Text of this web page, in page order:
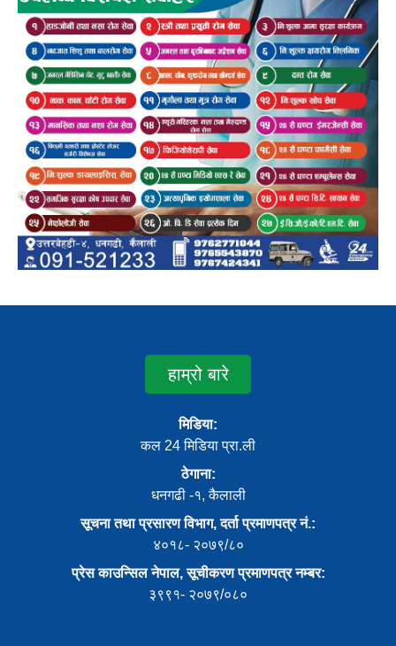
हाम्रो बारे
मिडिया:
कल 24 मिडिया प्रा.ली
ठेगाना:
धनगढी -१, कैलाली
सूचना तथा प्रसारण विभाग, दर्ता प्रमाणपत्र नं.:
४०१८- २०७९/८०
प्रेस काउन्सिल नेपाल, सूचीकरण प्रमाणपत्र नम्बर:
३९९१- २०७९/०८०